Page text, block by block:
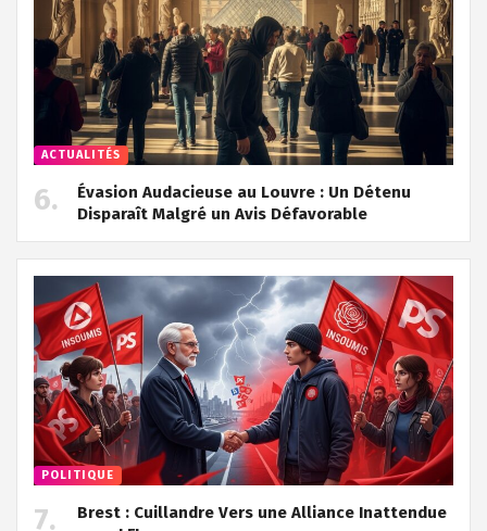
ACTUALITÉS
Évasion Audacieuse au Louvre : Un Détenu
Disparaît Malgré un Avis Défavorable
POLITIQUE
Brest : Cuillandre Vers une Alliance Inattendue